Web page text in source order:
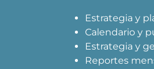
Estrategia y
Calendario y
Estrategia y
Reportes